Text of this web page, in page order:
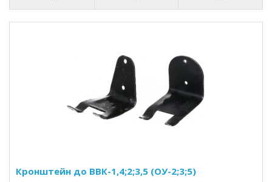
Кронштейн до ВВК-1,4;2;3,5 (ОУ-2;3;5)